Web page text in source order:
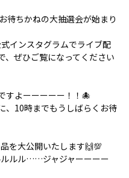
待ちかねの大抽選会が始まり
インスタグラムでライブ配
、ぜひご覧になってください
すよーーーーー！！🐙
、10時までもうしばらくお待
を大公開いたします🙌💯
ルル……ジャジャーーーー